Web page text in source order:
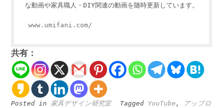
な動画や家具職人・DIY関連の動画を随時更新しています。
www.umifani.com/
共有：
Posted in 家具デザイン研究室 Tagged YouTube ,
アップロ